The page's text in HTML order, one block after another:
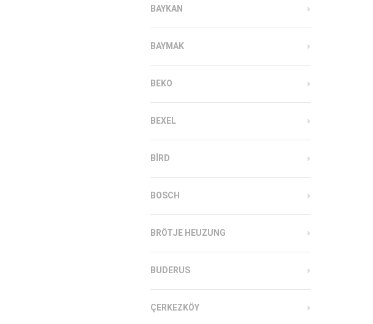
BAYKAN
BAYMAK
BEKO
BEXEL
BIRD
BOSCH
BRÖTJE HEUZUNG
BUDERUS
ÇERKEZKÖY